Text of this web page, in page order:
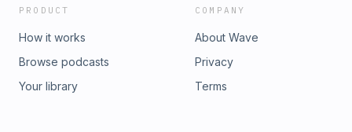
PRODUCT
How it works
Browse podcasts
Your library
COMPANY
About Wave
Privacy
Terms